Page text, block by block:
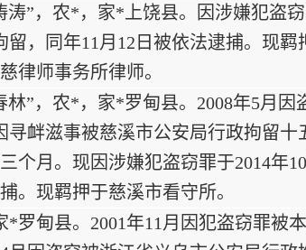
”，农*，家*上饶县。因涉嫌犯盗窃
，同年11月12日被依法逮捕。现羁
律师事务所律师。
林”，农*，家*罗甸县。2008年5月因
寻衅滋事被慈溪市公安局行政拘留十
个月。现因涉嫌犯盗窃罪于2014年
。现羁押于慈溪市看守所。
罗甸县。2001年11月因犯盗窃罪被